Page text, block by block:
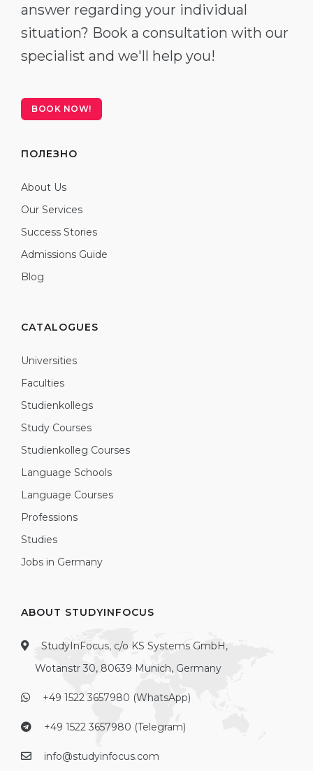
answer regarding your individual
situation? Book a consultation with our
specialist and we'll help you!
BOOK NOW!
ПОЛЕЗНО
About Us
Our Services
Success Stories
Admissions Guide
Blog
CATALOGUES
Universities
Faculties
Studienkollegs
Study Courses
Studienkolleg Courses
Language Schools
Language Courses
Professions
Studies
Jobs in Germany
ABOUT STUDYINFOCUS
StudyInFocus, c/o KS Systems GmbH,
Wotanstr 30, 80639 Munich, Germany
+49 1522 3657980 (WhatsApp)
+49 1522 3657980 (Telegram)
info@studyinfocus.com